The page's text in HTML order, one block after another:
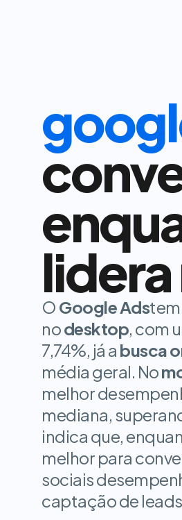
O Google Adstem
nodesktop, com
7,74%, já a busca
média geral. No
melhor
mediana,
indica que,
melhor para
sociais
captação de